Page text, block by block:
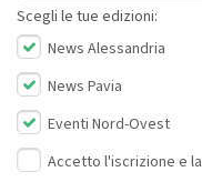
Scegli le tue edizioni:
News Alessandria
News Pavia
Eventi Nord-Ovest
Accetto l'iscrizione e la